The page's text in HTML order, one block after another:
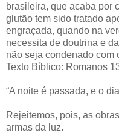
brasileira, que acaba por
glutão tem sido tratado
engraçada, quando na
necessita de doutrina e
não seja condenado com
Texto Bíblico: Romanos
“A noite é passada, e o
Rejeitemos, pois, as
armas da luz.